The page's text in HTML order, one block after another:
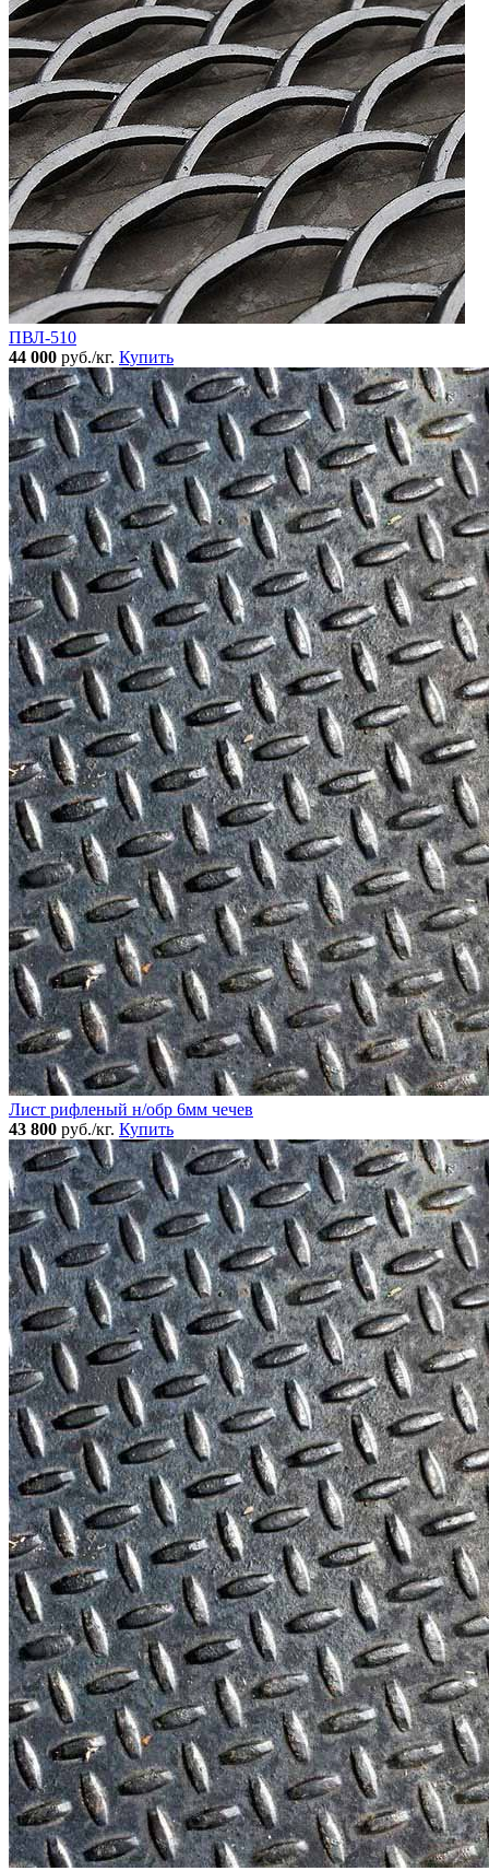
ПВЛ-510
44 000 руб./кг. Купить
Лист рифленый н/обр 6мм чечев
43 800 руб./кг. Купить